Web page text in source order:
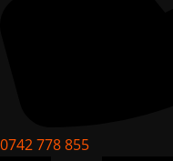
0742 778 855